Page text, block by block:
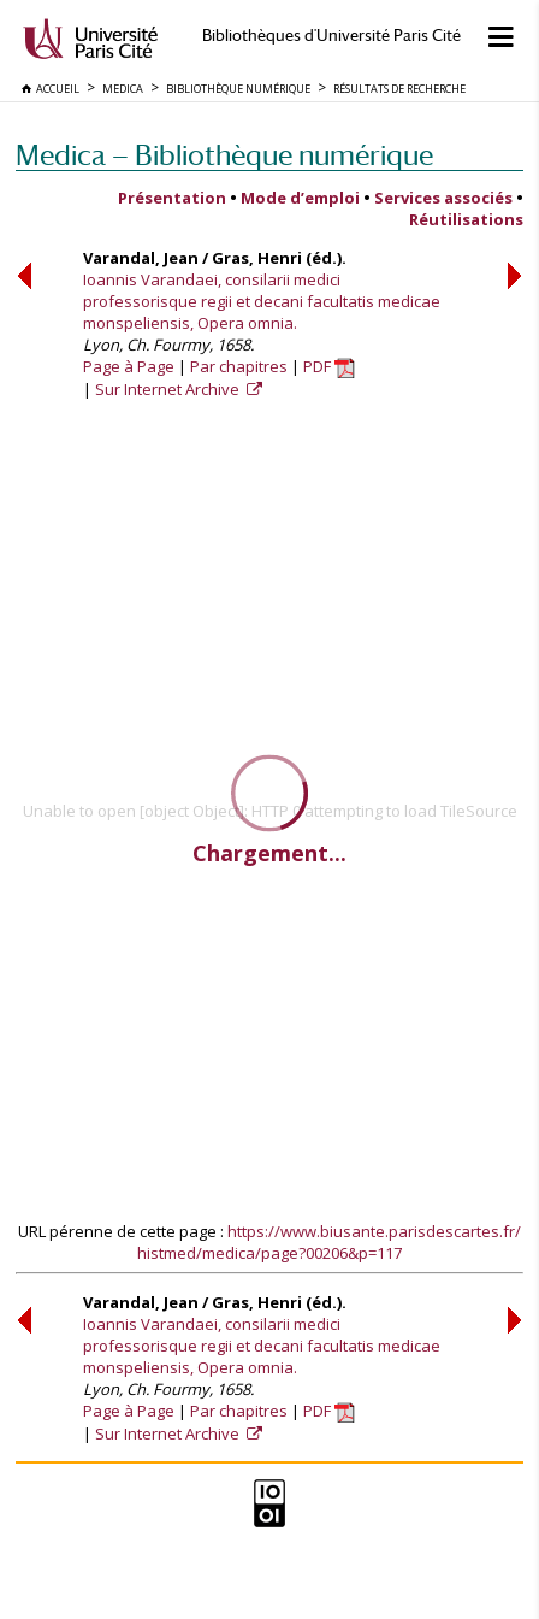
Bibliothèques d'Université Paris Cité
ACCUEIL MEDICA BIBLIOTHÈQUE NUMÉRIQUE RÉSULTATS DE RECHERCHE
Medica — Bibliothèque numérique
Présentation • Mode d’emploi • Services associés •
Réutilisations
Varandal, Jean / Gras, Henri (éd.).
Ioannis Varandaei, consilarii medici
professorisque regii et decani facultatis medicae
monspeliensis, Opera omnia.
Lyon, Ch. Fourmy, 1658.
Page à Page
Par chapitres
PDF
Sur Internet Archive
Unable to open [object Object]: HTTP 0 attempting to load TileSource
Chargement...
URL pérenne de cette page : https://www.biusante.parisdescartes.fr/
histmed/medica/page?00206&p=117
Varandal, Jean / Gras, Henri (éd.).
Ioannis Varandaei, consilarii medici
professorisque regii et decani facultatis medicae
monspeliensis, Opera omnia.
Lyon, Ch. Fourmy, 1658.
Page à Page
Par chapitres
PDF
Sur Internet Archive